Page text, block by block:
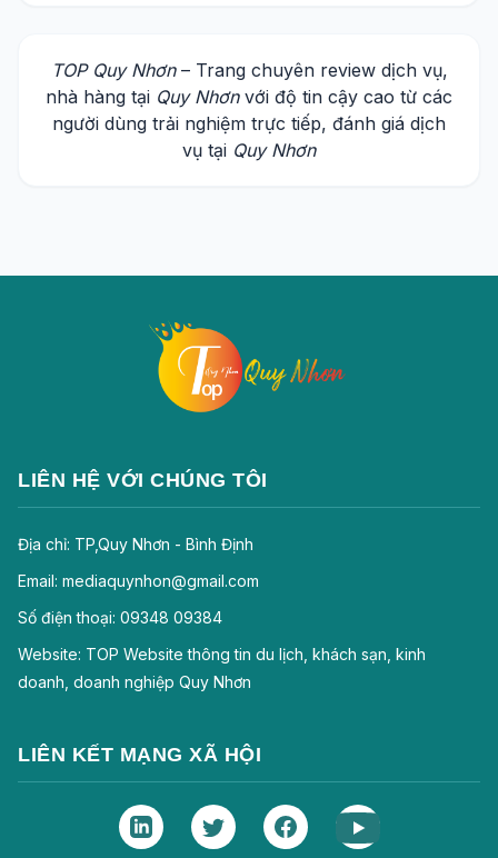
TOP Quy Nhơn– Trang chuyên review dịch vụ,
nhà hàng tại Quy Nhơnvới độ tin cậy cao từ các
người dùng trải nghiệm trực tiếp, đánh giá dịch
vụ tại Quy Nhơn
LIÊN HỆ VỚI CHÚNG TÔI
Địa chỉ: TP,Quy Nhơn - Bình Định
Email: mediaquynhon@gmail.com
Số điện thoại: 09348 09384
Website: TOP Website thông tin du lịch, khách sạn, kinh
doanh, doanh nghiệp Quy Nhơn
LIÊN KẾT MẠNG XÃ HỘI